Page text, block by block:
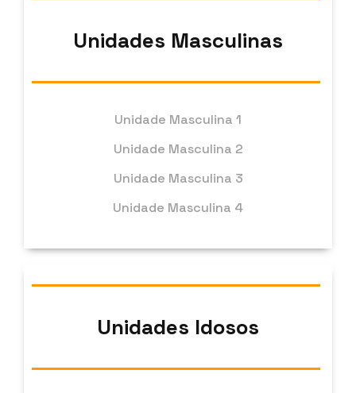
Unidades Masculinas
Unidade Masculina 1
Unidade Masculina 2
Unidade Masculina 3
Unidade Masculina 4
Unidades Idosos